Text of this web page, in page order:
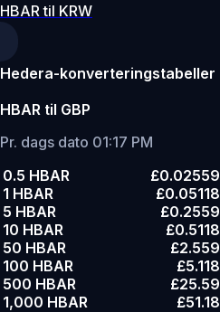
HBAR til KRW
Hedera-konverteringstabeller
HBAR til GBP
Pr. dags dato 01:17 PM
0.5 HBAR
£0.02559
1 HBAR
£0.05118
5 HBAR
£0.2559
10 HBAR
£0.5118
50 HBAR
£2.559
100 HBAR
£5.118
500 HBAR
£25.59
1,000 HBAR
£51.18